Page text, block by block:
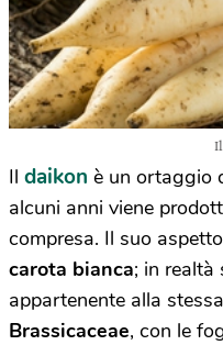
Il daikon è un ortaggio
alcuni anni viene
compresa. Il suo
carota bianca; in realtà
appartenente alla
Brassicaceae, con le